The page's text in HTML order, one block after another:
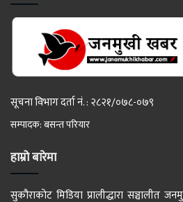
सूचना विभाग दर्ता नं. : २८२१/०७८-०७९
सम्पादक: बसन्त परियार
हाम्रो बारेमा
सुकौराकोट मिडिया प्रालीद्धारा सञ्चालीत